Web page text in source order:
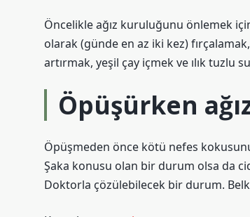
Öncelikle ağız kuruluğunu önlemek
olarak (günde en az iki kez)
artırmak, yeşil çay içmek ve ılık tuzlu
Öpüşürken
Öpüşmeden önce kötü nefes
Şaka konusu olan bir durum olsa da
Doktorla çözülebilecek bir durum.